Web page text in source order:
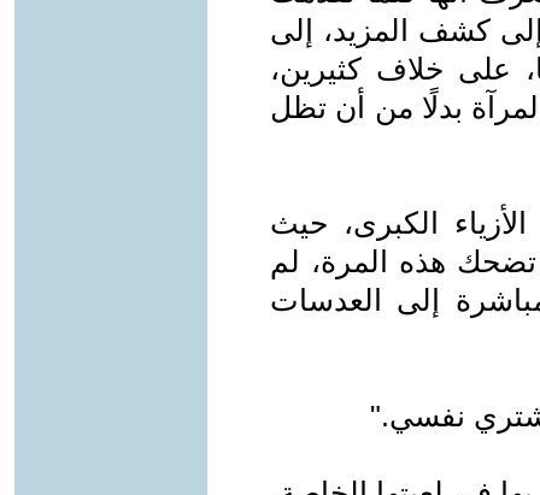
إلى كشف المزيد، إلى
على خلاف كثيرين،
بدلًا من أن تظل
الكبرى، حيث
هذه المرة، لم
إلى العدسات
نفسي."